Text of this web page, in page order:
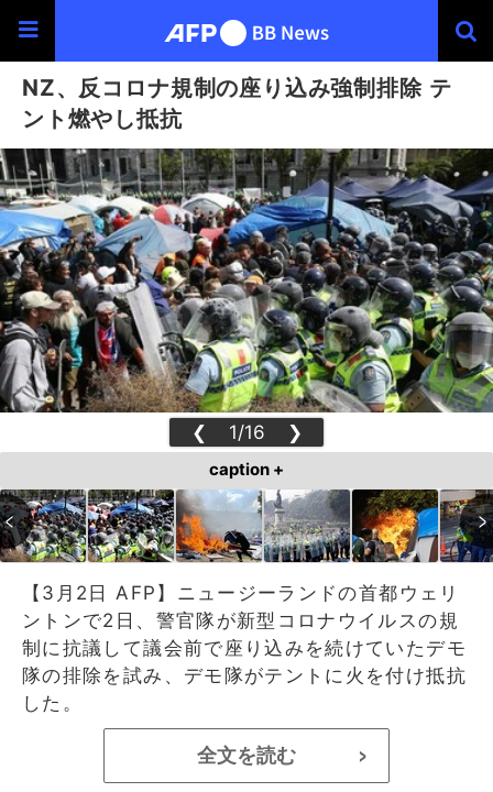
NZ、反コロナ規制の座り込み強制排除 テ
ント燃やし抵抗
❮ 1/16 ❯
caption +
【3月2日 AFP】ニュージーランドの首都ウェリ
ントンで2日、警官隊が新型コロナウイルスの規
制に抗議して議会前で座り込みを続けていたデモ
隊の排除を試み、デモ隊がテントに火を付け抵抗
した。
全文を読む >